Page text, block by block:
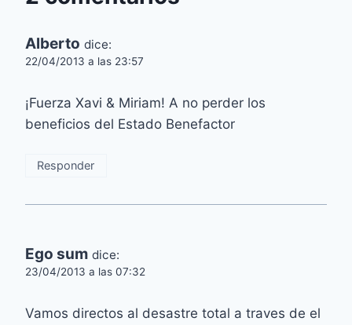
Alberto dice:
22/04/2013 a las 23:57
¡Fuerza Xavi & Miriam! A no perder los
beneficios del Estado Benefactor
Responder
Ego sum dice:
23/04/2013 a las 07:32
Vamos directos al desastre total a traves de el